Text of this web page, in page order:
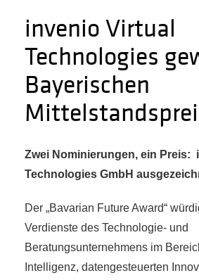
invenio Virtual
Technologies
Bayerischen
Zwei Nominierungen, ein Preis:
Technologies GmbH
Der „Bavarian Future Award“
Verdienste des Technologie- und
Beratungsunternehmens im
Intelligenz, datengesteuerten